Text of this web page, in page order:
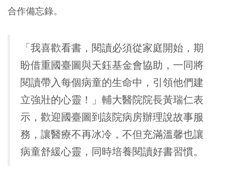
合作備忘錄。
「我喜歡看書，閱讀必須從家庭開始，期
盼借重國臺圖與天鈺基金會協助，一同將
閱讀帶入每個病童的生命中，引領他們建
立強壯的心靈！」輔大醫院院長黃瑞仁表
示，歡迎國臺圖到該院病房辦理說故事服
務，讓醫療不再冰冷，不但充滿溫馨也讓
病童舒緩心靈，同時培養閱讀好書習慣。